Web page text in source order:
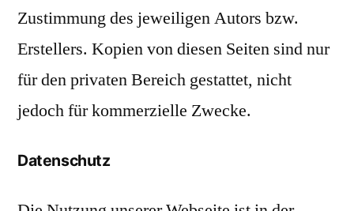
Zustimmung des jeweiligen Autors bzw.
Erstellers. Kopien von diesen Seiten sind nur
für den privaten Bereich gestattet, nicht
jedoch für kommerzielle Zwecke.
Datenschutz